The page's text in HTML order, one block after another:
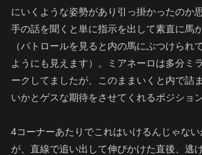
にいくような姿勢があり引っ掛かったのか
手の話を聞くと単に指示を出して素直に馬
（パトロールを見ると内の馬にぶつけられ
ようにも見えます）。ミアネーロは多分ミ
ークしてましたが、このままいくと内で詰
いかとゲスな期待をさせてくれるポジショ
4コーナーあたりでこれはいけるんじゃな
が、直線で追い出して伸びかけた直後、逃